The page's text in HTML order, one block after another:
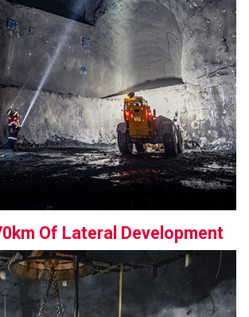
Of Lateral Development